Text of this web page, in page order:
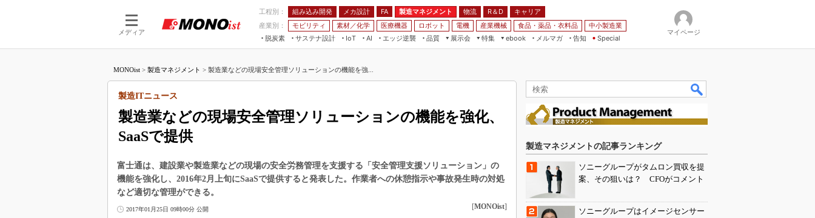
メディア
工程別： 組み込み開発 メカ設計 FA 製造マネジメント 物流 R＆D
キャリア
産業別：
モビリティ 素材／化学 医療機器 ロボット 電機 産業機械 食品・薬品・衣料品
中小製造業
脱炭素
サステナ設計
IoT
つながる工場
AI
AI×設備保全
エッジ逆襲 品質
展示会
JIMTOF
IIFES
TECHNO-FRONTIER
特集
つながるクルマ
組み込み画像技術
組み込みモデリング
ebook
メルマガ
告知 Special
マイページ
MONOist > 製造マネジメント > 製造業などの現場安全管理ソリューションの機能を強...
製造業などの現場安全管理ソリューションの機能を強化、
SaaSで提供
製造ITニュース
富士通は、建設業や製造業などの現場の安全労務管理を支援する「安全管理支援ソリューション」の
機能を強化し、2016年2月上旬にSaaSで提供すると発表した。作業者への休憩指示や事故発生時の対処
など適切な管理ができる。
2017年01月25日 09時00分 公開 [MONOist]
製造マネジメントの記事ランキング
ソニーグループがタムロン買収を提
案、その狙いは？ CFOがコメント
ソニーグループはイメージセンサー